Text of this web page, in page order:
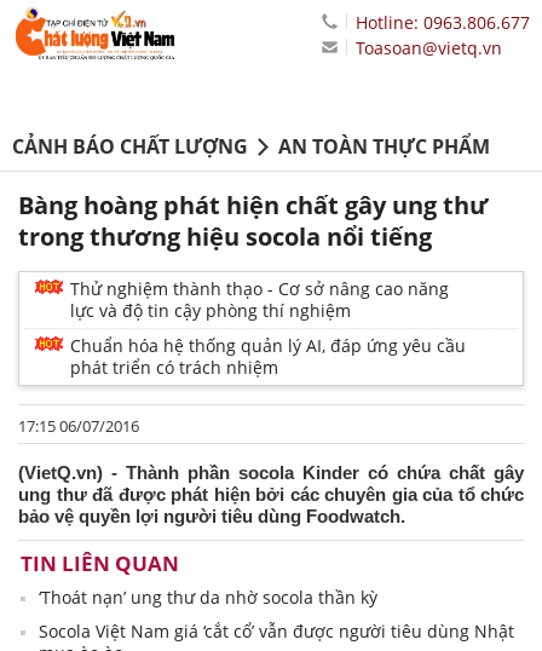
Hotline: 0963.806.677
Toasoan@vietq.vn
CẢNH BÁO CHẤT LƯỢNG AN TOÀN THỰC PHẨM
Bàng hoàng phát hiện chất gây ung thư
trong thương hiệu socola nổi tiếng
Thử nghiệm thành thạo - Cơ sở nâng cao năng
lực và độ tin cậy phòng thí nghiệm
Chuẩn hóa hệ thống quản lý AI, đáp ứng yêu cầu
phát triển có trách nhiệm
17:15 06/07/2016
(VietQ.vn) - Thành phần socola Kinder có chứa chất gây
ung thư đã được phát hiện bởi các chuyên gia của tổ chức
bảo vệ quyền lợi người tiêu dùng Foodwatch.
TIN LIÊN QUAN
‘Thoát nạn’ ung thư da nhờ socola thần kỳ
Socola Việt Nam giá ‘cắt cổ’ vẫn được người tiêu dùng Nhật